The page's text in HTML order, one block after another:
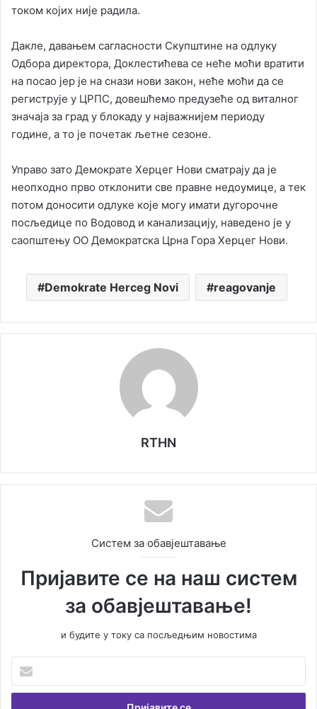
током којих није радила.
Дакле, давањем сагласности Скупштине на одлуку
Одбора директора, Доклестићева се неће моћи вратити
на посао јер је на снази нови закон, неће моћи да се
региструје у ЦРПС, довешћемо предузеће од виталног
значаја за град у блокаду у најважнијем периоду
године, а то је почетак љетне сезоне.
Управо зато Демократе Херцег Нови сматрају да је
неопходно прво отклонити све правне недоумице, а тек
потом доносити одлуке које могу имати дугорочне
посљедице по Водовод и канализацију, наведено је у
саопштењу ОО Демократска Црна Гора Херцег Нови.
Demokrate Herceg Novi reagovanje
RTHN
Систем за обавјештавање
Пријавите се на наш систем
за обавјештавање!
и будите у току са посљедњим новостима
е